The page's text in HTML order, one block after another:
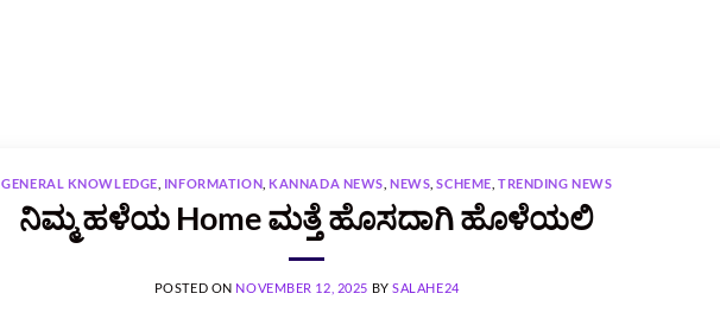
GENERAL KNOWLEDGE INFORMATION ,KANNADA NEWS ,NEWS ,SCHEME TRENDING NEWS
ನಿಮ್ಮ ಹಳೆಯ Home ಮತ್ತೆ ಹೊಸದಾಗಿ ಹೊಳೆಯಲಿ
POSTED ON NOVEMBER 12, 2025 BYSALAHE24